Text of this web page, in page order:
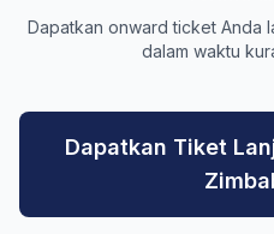
Dapatkan onward ticket Anda
dalam waktu
Dapatkan Tiket